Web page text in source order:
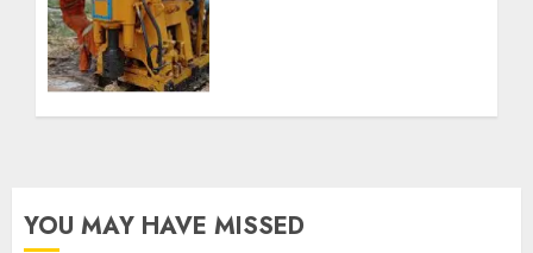
YOU MAY HAVE MISSED